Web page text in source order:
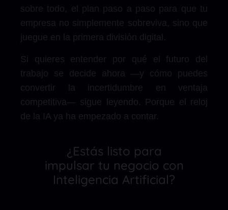
sobre todo, el plan paso a paso para que tu
empresa no simplemente sobreviva, sino que
juegue en la primera división digital.
Si quieres entender por qué el futuro del
trabajo se decide ahora —y cómo puedes
convertir la incertidumbre en ventaja
competitiva— sigue leyendo. Porque el reloj
de la IA ya ha empezado a contar.
¿Estás listo para
impulsar tu negocio con
Inteligencia Artificial?